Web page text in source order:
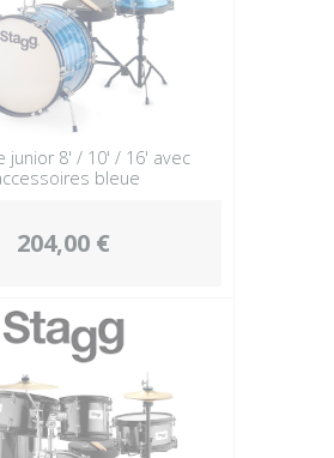
junior 8' / 10' / 16' avec
bleue
204,00 €